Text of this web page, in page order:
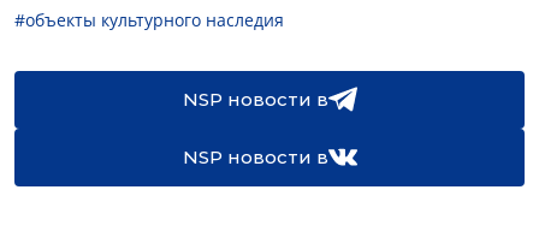
#объекты культурного наследия
NSP новости в
NSP новости в